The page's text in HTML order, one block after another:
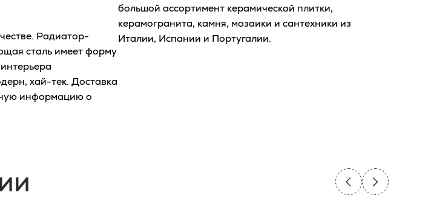
Радиатор-
сталь имеет форму
хай-тек. Доставка
информацию о
большой ассортимент керамической плитки,
керамогранита, камня, мозаики и сантехники из
Италии, Испании и Португалии.